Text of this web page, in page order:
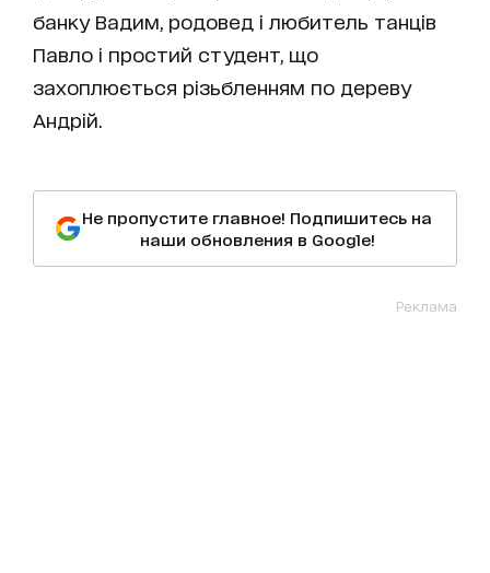
банку Вадим, родовед і любитель танців
Павло і простий студент, що
захоплюється різьбленням по дереву
Андрій.
Не пропустите главное! Подпишитесь на
наши обновления в Google!
Реклама